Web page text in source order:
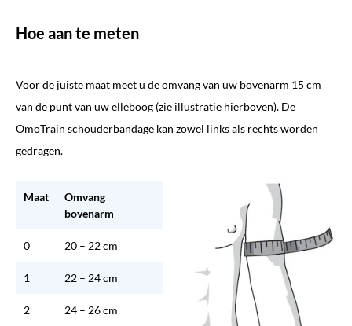
Hoe aan te meten
Voor de juiste maat meet u de omvang van uw bovenarm 15 cm
van de punt van uw elleboog (zie illustratie hierboven). De
OmoTrain schouderbandage kan zowel links als rechts worden
gedragen.
Maat
Omvang
bovenarm
0 20 – 22 cm
1 22 – 24 cm
2 24 – 26 cm